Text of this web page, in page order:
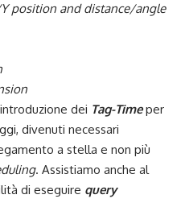
position and distance/angle
dei Tag-Timeper
divenuti necessari
a stella e non più
. Assistiamo anche al
di eseguire query